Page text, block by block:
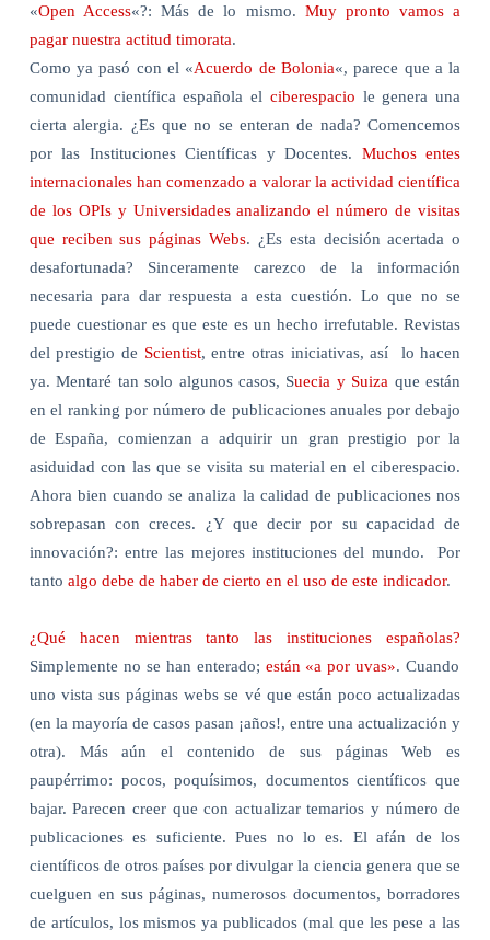
«Open Access«?: Más de lo mismo. Muy pronto vamos a
pagar nuestra actitud timorata.
Como ya pasó con el «Acuerdo de Bolonia«, parece que a la
comunidad científica española el ciberespacio le genera una
cierta alergia. ¿Es que no se enteran de nada? Comencemos
por las Instituciones Científicas y Docentes. Muchos entes
internacionales han comenzado a valorar la actividad científica
de los OPIs y Universidades analizando el número de visitas
que reciben sus páginas Webs. ¿Es esta decisión acertada o
desafortunada? Sinceramente carezco de la información
necesaria para dar respuesta a esta cuestión. Lo que no se
puede cuestionar es que este es un hecho irrefutable. Revistas
del prestigio de Scientist, entre otras iniciativas, así
lo hacen
ya. Mentaré tan solo algunos casos, Suecia y Suiza que están
en el ranking por número de publicaciones anuales por debajo
de España, comienzan a adquirir un gran prestigio por la
asiduidad con las que se visita su material en el ciberespacio.
Ahora bien cuando se analiza la calidad de publicaciones nos
sobrepasan con creces. ¿Y que decir por su capacidad de
innovación?: entre las mejores instituciones del mundo.
Por
tanto algo debe de haber de cierto en el uso de este indicador.
¿Qué hacen mientras tanto las instituciones españolas?
Simplemente no se han enterado; están «a por uvas». Cuando
uno vista sus páginas webs se vé que están poco actualizadas
(en la mayoría de casos pasan ¡años!, entre una actualización y
otra). Más aún el contenido de sus páginas Web es
paupérrimo: pocos, poquísimos, documentos científicos que
bajar. Parecen creer que con actualizar temarios y número de
publicaciones es suficiente. Pues no lo es. El afán de los
científicos de otros países por divulgar la ciencia genera que se
cuelguen en sus páginas, numerosos documentos, borradores
de artículos, los mismos ya publicados (mal que les pese a las